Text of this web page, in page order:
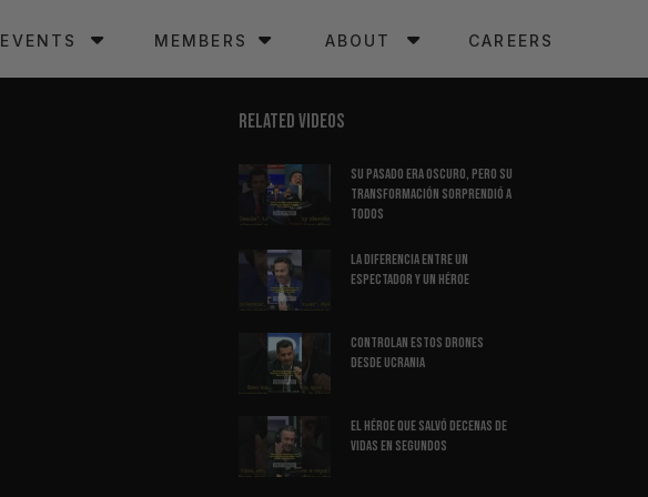
EVENTS MEMBERS ABOUT CAREERS
RELATED VIDEOS
Su Pasado Era Oscuro, Pero Su
Transformación Sorprendió A
Todos
La Diferencia Entre Un
Espectador Y Un Héroe
Controlan Estos Drones
Desde Ucrania
El Héroe Que Salvó Decenas de
Vidas en Segundos